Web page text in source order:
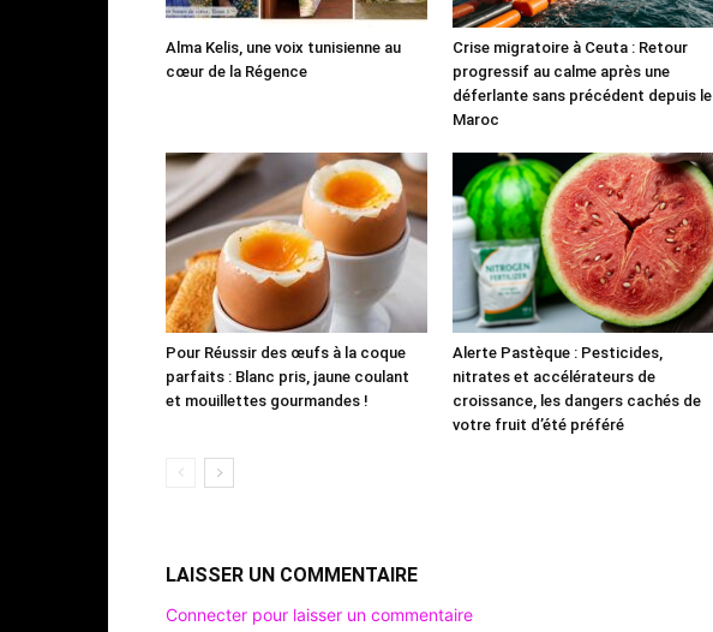
Alma Kelis, une voix tunisienne au
cœur de la Régence
Crise migratoire à Ceuta : Retour
progressif au calme après une
déferlante sans précédent depuis le
Maroc
Pour Réussir des œufs à la coque
parfaits : Blanc pris, jaune coulant
et mouillettes gourmandes !
Alerte Pastèque : Pesticides,
nitrates et accélérateurs de
croissance, les dangers cachés de
votre fruit d’été préféré
LAISSER UN COMMENTAIRE
Connecter pour laisser un commentaire